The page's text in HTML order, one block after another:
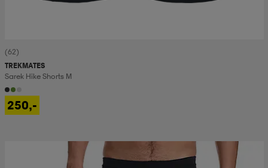
(62)
TREKMATES
Sarek Hike Shorts M
250,-